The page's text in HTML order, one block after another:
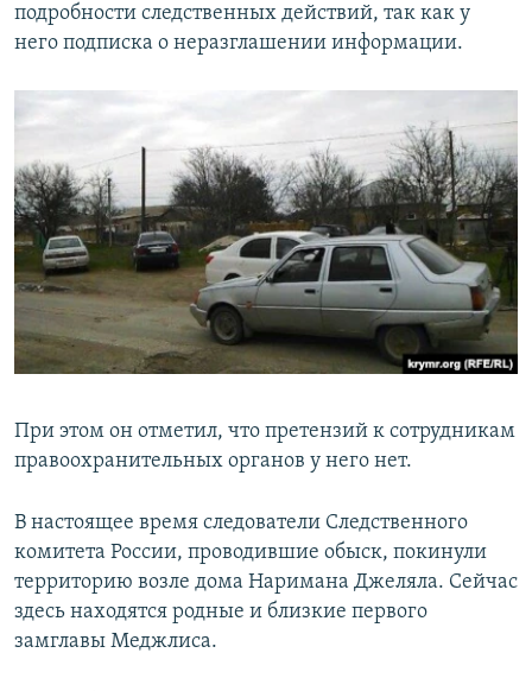
подробности следственных действий, так как у
него подписка о неразглашении информации.
При этом он отметил, что претензий к сотрудникам
правоохранительных органов у него нет.
В настоящее время следователи Следственного
комитета России, проводившие обыск, покинули
территорию возле дома Наримана Джеляла. Сейчас
здесь находятся родные и близкие первого
замглавы Меджлиса.